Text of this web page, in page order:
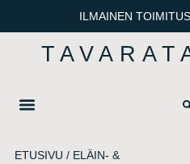
ILMAINEN
ETUSIVU / ELÄIN- &